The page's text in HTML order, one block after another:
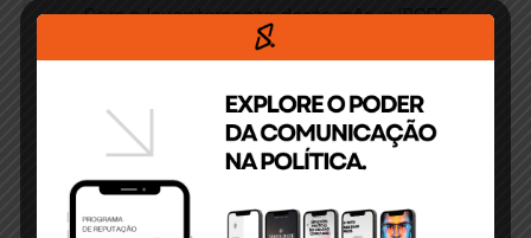
Com o levantamento deste mês, o IBOPE
Repucom destaca o[…]
READ MORE